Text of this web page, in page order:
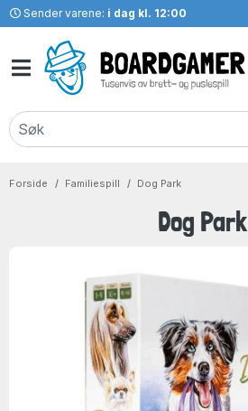
Sender varene: i dag kl. 12:00
Forside Familiespill Dog Park
Dog Park